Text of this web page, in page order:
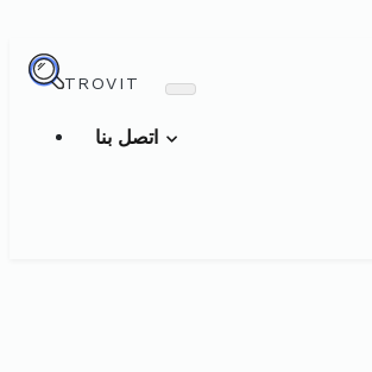
TROVIT